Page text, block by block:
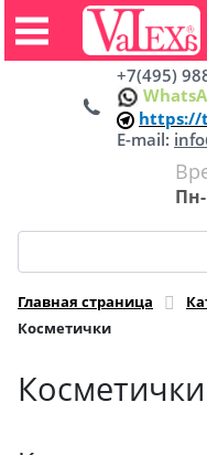
+7(495)
https://
E-mail:
Главная страница
Косметички
Косметички